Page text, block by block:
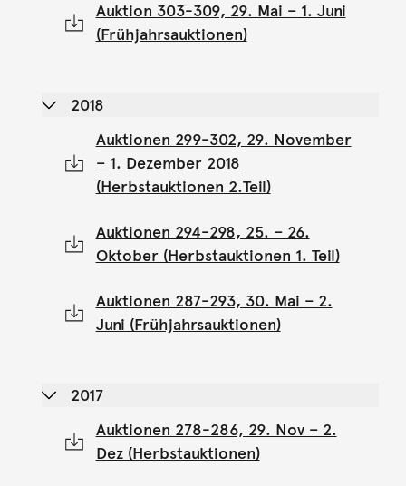
Auktion 303-309, 29. Mai – 1. Juni
(Frühjahrsauktionen)
2018
Auktionen 299-302, 29. November
– 1. Dezember 2018
(Herbstauktionen 2.Teil)
Auktionen 294-298, 25. – 26.
Oktober (Herbstauktionen 1. Teil)
Auktionen 287-293, 30. Mai – 2.
Juni (Frühjahrsauktionen)
2017
Auktionen 278-286, 29. Nov – 2.
Dez (Herbstauktionen)